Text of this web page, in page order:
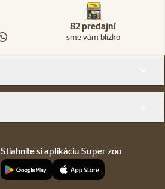
82 predajní
sme vám blízko
Stiahnite si aplikáciu Super zoo